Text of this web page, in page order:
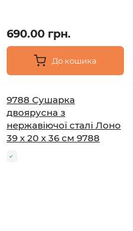
690.00 грн.
До кошика
9788 Сушарка
двоярусна з
нержавіючої сталі Лоно
39 х 20 х 36 см 9788